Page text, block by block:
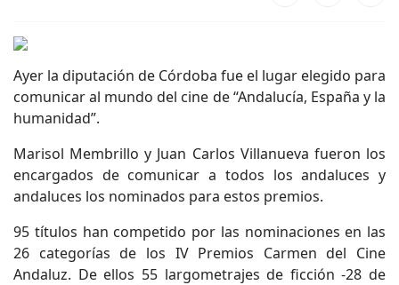
Ayer la diputación de Córdoba fue el lugar elegido para
comunicar al mundo del cine de “Andalucía, España y la
humanidad”.
Marisol Membrillo y Juan Carlos Villanueva fueron los
encargados de comunicar a todos los andaluces y
andaluces los nominados para estos premios.
95 títulos han competido por las nominaciones en las
26 categorías de los IV Premios Carmen del Cine
Andaluz. De ellos 55 largometrajes de ficción -28 de